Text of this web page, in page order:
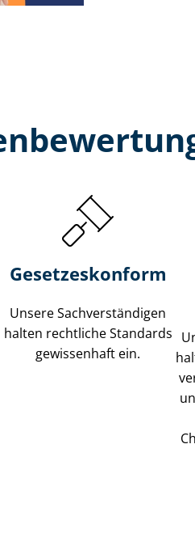
Gesetzes­konform
Unsere Sach­ver­stän­di­gen
halten rechtliche Standards
gewissenhaft ein.